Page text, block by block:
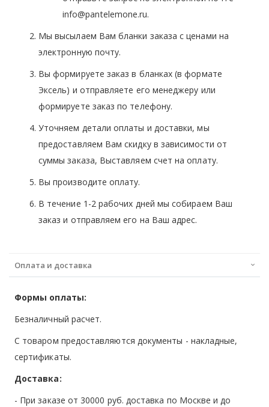
info@pantelemone.ru.
Мы высылаем Вам бланки заказа с ценами на
электронную почту.
Вы формируете заказ в бланках (в формате
Эксель) и отправляете его менеджеру или
формируете заказ по телефону.
Уточняем детали оплаты и доставки, мы
предоставляем Вам скидку в зависимости от
суммы заказа, Выставляем счет на оплату.
Вы производите оплату.
В течение 1-2 рабочих дней мы собираем Ваш
заказ и отправляем его на Ваш адрес.
Оплата и доставка
Формы оплаты:
Безналичный расчет.
С товаром предоставляются документы - накладные,
сертификаты.
Доставка:
- При заказе от 30000 руб. доставка по Москве и до